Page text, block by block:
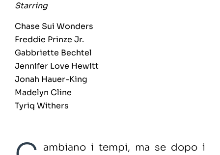
Starring
Chase Sui Wonders
Freddie Prinze Jr.
Gabbriette Bechtel
Jennifer Love Hewitt
Jonah Hauer-King
Madelyn Cline
Tyriq Withers
ambiano i tempi, ma se dopo i